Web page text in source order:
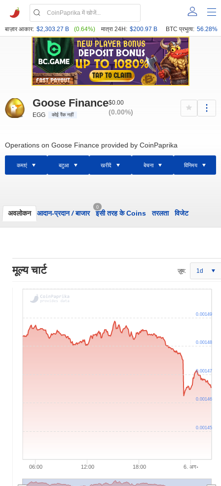
बाज़ार आकार: $2,303.27 B (0.64%) मात्रा 24H: $200.97 B BTC प्रभुत्व: 56.28%
Goose Finance
EGG कोई रैंक नहीं
$0.00
(0.00%)
Operations on Goose Finance provided by CoinPaprika
कमाएं बटुआ खरीदें बेचना विनिमय
अवलोकन आदान-प्रदान/बाजार
0
इसी तरह के Coins तरलता विजेट
मूल्य चार्ट ज़ूम: 1d
06:00 12:00 18:00 6. अग॰
0.00145
0.00146
0.00147
0.00148
0.00149